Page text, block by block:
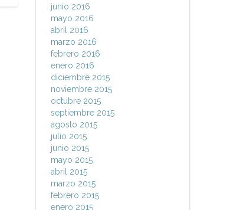
junio 2016
mayo 2016
abril 2016
marzo 2016
febrero 2016
enero 2016
diciembre 2015
noviembre 2015
octubre 2015
septiembre 2015
agosto 2015
julio 2015
junio 2015
mayo 2015
abril 2015
marzo 2015
febrero 2015
enero 2015